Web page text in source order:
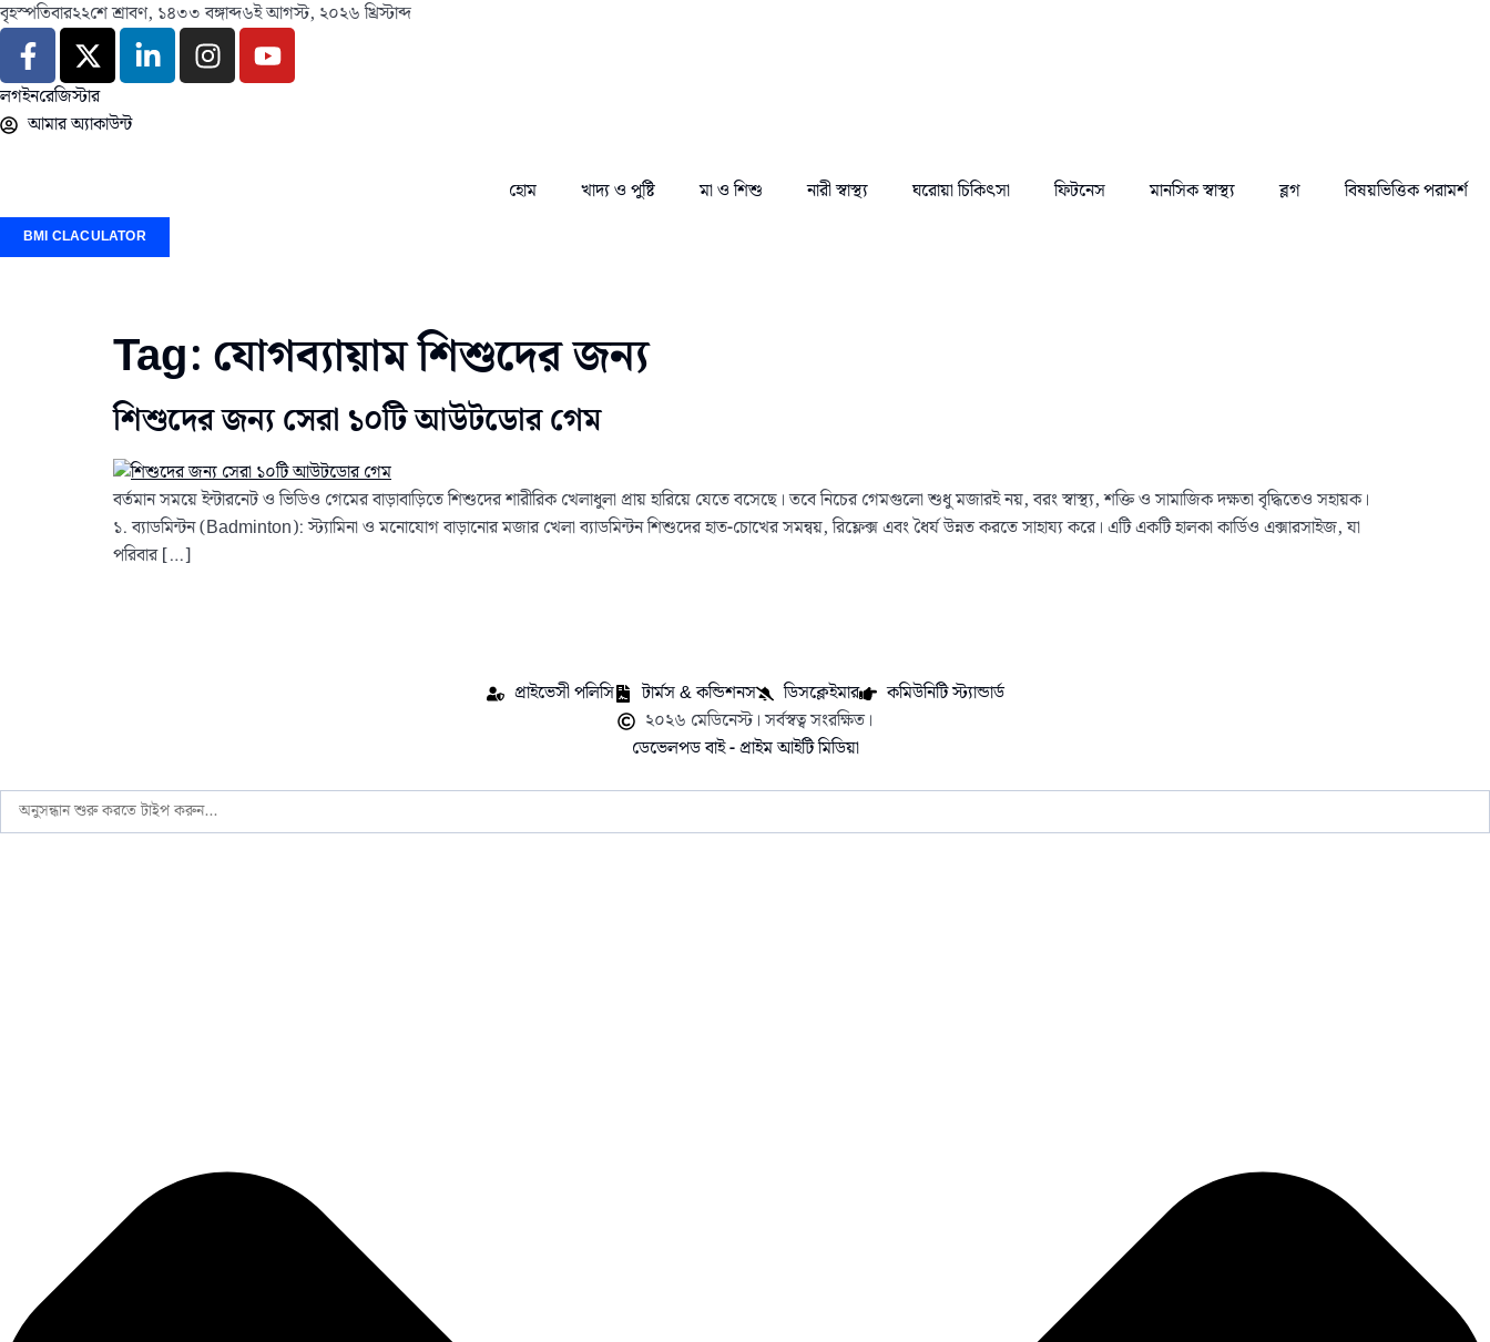
বৃহস্পতিবার২২শে শ্রাবণ, ১৪৩৩ বঙ্গাব্দ৬ই আগস্ট, ২০২৬ খ্রিস্টাব্দ
লগইনরেজিস্টার
আমার অ্যাকাউন্ট
হোম খাদ্য ও পুষ্টি মা ও শিশু নারী স্বাস্থ্য ঘরোয়া চিকিৎসা ফিটনেস মানসিক স্বাস্থ্য ব্লগ বিষয়ভিত্তিক পরামর্শ
BMI CLACULATOR
Tag: যোগব্যায়াম শিশুদের জন্য
শিশুদের জন্য সেরা ১০টি আউটডোর গেম
বর্তমান সময়ে ইন্টারনেট ও ভিডিও গেমের বাড়াবাড়িতে শিশুদের শারীরিক খেলাধুলা প্রায় হারিয়ে যেতে বসেছে। তবে নিচের গেমগুলো শুধু মজারই নয়, বরং স্বাস্থ্য, শক্তি ও সামাজিক দক্ষতা বৃদ্ধিতেও সহায়ক।
১. ব্যাডমিন্টন (Badminton): স্ট্যামিনা ও মনোযোগ বাড়ানোর মজার খেলা ব্যাডমিন্টন শিশুদের হাত-চোখের সমন্বয়, রিফ্লেক্স এবং ধৈর্য উন্নত করতে সাহায্য করে। এটি একটি হালকা কার্ডিও এক্সারসাইজ, যা
পরিবার […]
প্রাইভেসী পলিসি টার্মস & কন্ডিশনস ডিসক্লেইমার
কমিউনিটি স্ট্যান্ডার্ড
২০২৬ মেডিনেস্ট। সর্বস্বত্ব সংরক্ষিত।
ডেভেলপড বাই - প্রাইম আইটি মিডিয়া